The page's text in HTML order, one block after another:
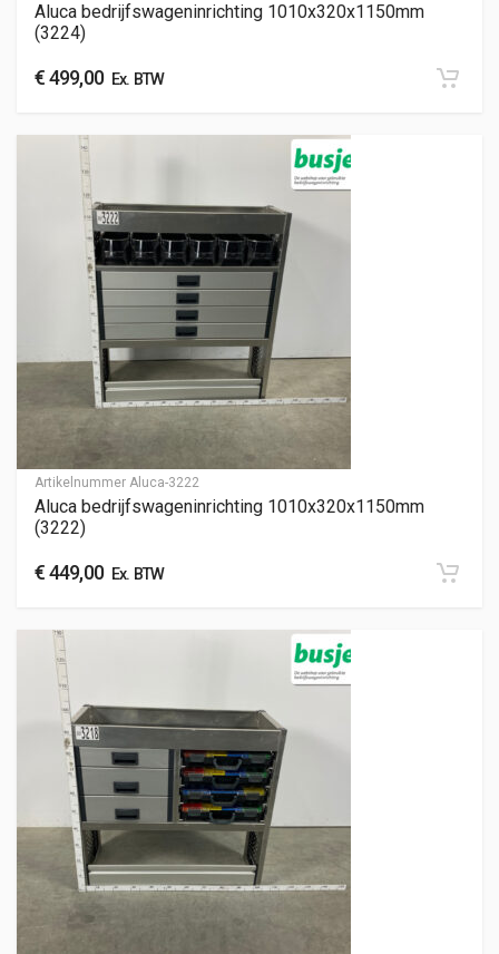
Aluca bedrijfswageninrichting 1010x320x1150mm
(3224)
€499,00Ex. BTW
Artikelnummer Aluca-3222
Aluca bedrijfswageninrichting 1010x320x1150mm
(3222)
€449,00Ex. BTW